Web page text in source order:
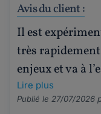
Avis du client :
Il est
très
enjeux et va à
Lire plus
Publié le 27/07/2026